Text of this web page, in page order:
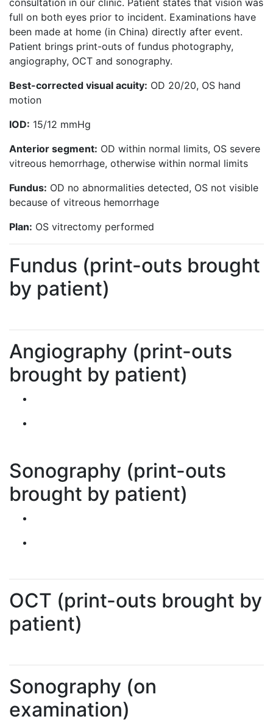
full on both eyes prior to incident. Examinations have
been made at home (in China) directly after event.
Patient brings print-outs of fundus photography,
angiography, OCT and sonography.
Best-corrected visual acuity: OD 20/20, OS hand
motion
IOD: 15/12 mmHg
Anterior segment: OD within normal limits, OS severe
vitreous hemorrhage, otherwise within normal limits
Fundus: OD no abnormalities detected, OS not visible
because of vitreous hemorrhage
Plan: OS vitrectomy performed
Fundus (print-outs brought
by patient)
Angiography (print-outs
brought by patient)
Sonography (print-outs
brought by patient)
OCT (print-outs brought by
patient)
Sonography (on
examination)